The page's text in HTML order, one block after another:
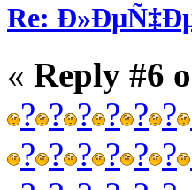
Re:
« Reply #6
? ? ? ? ? ?
? ? ? ? ? ?